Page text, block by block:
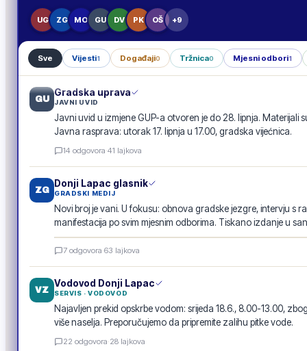
UG ZG MO GU DV PK OŠ +9
Sve Vijesti1 Događaji0 Tržnica0 Mjesni odbori1
GU
Gradska uprava
JAVNI UVID
Javni uvid u izmjene GUP-a otvoren je do 28. lipnja. Materijali
Javna rasprava: utorak 17. lipnja u 17.00, gradska vijećnica.
14 odgovora·41 lajkova
ZG
Donji Lapac glasnik
GRADSKI MEDIJ
Novi broj je vani. U fokusu: obnova gradske jezgre, intervju s
manifestacija po svim mjesnim odborima. Tiskano izdanje u
E-GLASILO
Donji Lapac glasnik · lipanj 2026.
7 odgovora·63 lajkova
VZ
Vodovod Donji Lapac
SERVIS · VODOVOD
Najavljen prekid opskrbe vodom: srijeda 18.6., 8.00-13.00,
više naselja. Preporučujemo da pripremite zalihu pitke vode.
22 odgovora·28 lajkova